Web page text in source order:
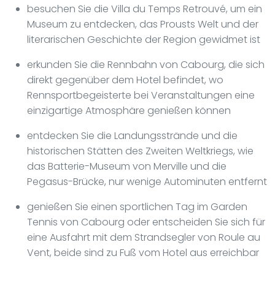
besuchen Sie die Villa du Temps Retrouvé, um ein
Museum zu entdecken, das Prousts Welt und der
literarischen Geschichte der Region gewidmet ist
erkunden Sie die Rennbahn von Cabourg, die sich
direkt gegenüber dem Hotel befindet, wo
Rennsportbegeisterte bei Veranstaltungen eine
einzigartige Atmosphäre genießen können
entdecken Sie die Landungsstrände und die
historischen Stätten des Zweiten Weltkriegs, wie
das Batterie-Museum von Merville und die
Pegasus-Brücke, nur wenige Autominuten entfernt
genießen Sie einen sportlichen Tag im Garden
Tennis von Cabourg oder entscheiden Sie sich für
eine Ausfahrt mit dem Strandsegler von Roule au
Vent, beide sind zu Fuß vom Hotel aus erreichbar